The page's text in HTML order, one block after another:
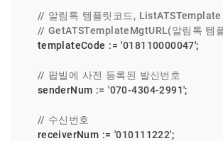
// 알림톡 템플릿코드,
// GetATSTemplateMgtURL(알림톡 템
    templateCode :=
'018110000047';
// 팝빌에 사전 등록된 발신번호
    senderNum :=
'070-4304-2991';
// 수신번호
    receiverNum :=
'010111222';